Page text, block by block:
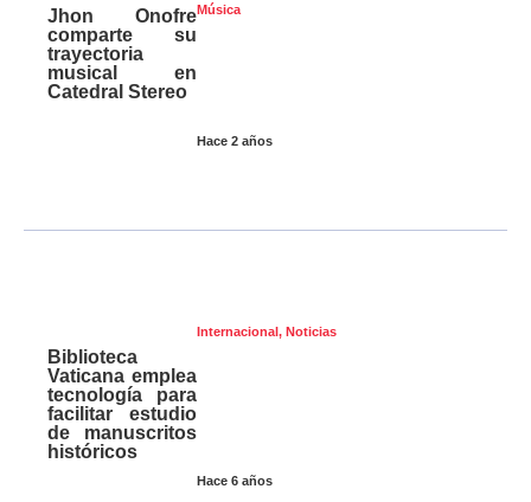
Música
Hace 2 años
Jhon Onofre
comparte su
trayectoria
musical en
Catedral Stereo
Internacional, Noticias
Hace 6 años
Biblioteca
Vaticana emplea
tecnología para
facilitar estudio
de manuscritos
históricos